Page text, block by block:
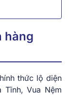
hàng
thức lộ diện
Vua Nệm